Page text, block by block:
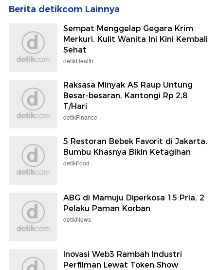
Berita detikcom Lainnya
Sempat Menggelap Gegara Krim
Merkuri, Kulit Wanita Ini Kini Kembali
Sehat
detikHealth
Raksasa Minyak AS Raup Untung
Besar-besaran, Kantongi Rp 2,8
T/Hari
detikFinance
5 Restoran Bebek Favorit di Jakarta,
Bumbu Khasnya Bikin Ketagihan
detikFood
ABG di Mamuju Diperkosa 15 Pria, 2
Pelaku Paman Korban
detikNews
Inovasi Web3 Rambah Industri
Perfilman Lewat Token Show